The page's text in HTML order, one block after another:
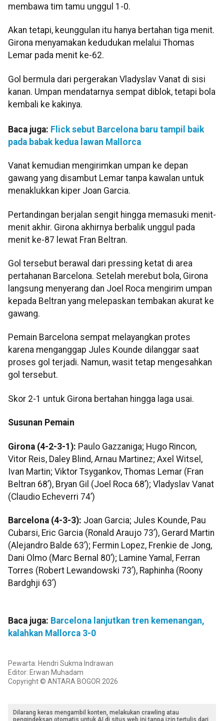
membawa tim tamu unggul 1-0.
Akan tetapi, keunggulan itu hanya bertahan tiga menit.
Girona menyamakan kedudukan melalui Thomas
Lemar pada menit ke-62.
Gol bermula dari pergerakan Vladyslav Vanat di sisi
kanan. Umpan mendatarnya sempat diblok, tetapi bola
kembali ke kakinya.
Baca juga: Flick sebut Barcelona baru tampil baik
pada babak kedua lawan Mallorca
Vanat kemudian mengirimkan umpan ke depan
gawang yang disambut Lemar tanpa kawalan untuk
menaklukkan kiper Joan Garcia.
Pertandingan berjalan sengit hingga memasuki menit-
menit akhir. Girona akhirnya berbalik unggul pada
menit ke-87 lewat Fran Beltran.
Gol tersebut berawal dari pressing ketat di area
pertahanan Barcelona. Setelah merebut bola, Girona
langsung menyerang dan Joel Roca mengirim umpan
kepada Beltran yang melepaskan tembakan akurat ke
gawang.
Pemain Barcelona sempat melayangkan protes
karena menganggap Jules Kounde dilanggar saat
proses gol terjadi. Namun, wasit tetap mengesahkan
gol tersebut.
Skor 2-1 untuk Girona bertahan hingga laga usai.
Susunan Pemain
Girona (4-2-3-1): Paulo Gazzaniga; Hugo Rincon,
Vitor Reis, Daley Blind, Arnau Martinez; Axel Witsel,
Ivan Martin; Viktor Tsygankov, Thomas Lemar (Fran
Beltran 68’), Bryan Gil (Joel Roca 68’); Vladyslav Vanat
(Claudio Echeverri 74’)
Barcelona (4-3-3): Joan Garcia; Jules Kounde, Pau
Cubarsi, Eric Garcia (Ronald Araujo 73’), Gerard Martin
(Alejandro Balde 63’); Fermin Lopez, Frenkie de Jong,
Dani Olmo (Marc Bernal 80’); Lamine Yamal, Ferran
Torres (Robert Lewandowski 73’), Raphinha (Roony
Bardghji 63’)
Baca juga: Barcelona lanjutkan tren kemenangan,
kalahkan Mallorca 3-0
Pewarta: Hendri Sukma Indrawan
Editor: Erwan Muhadam
Copyright © ANTARA BOGOR 2026
Dilarang keras mengambil konten, melakukan crawling atau